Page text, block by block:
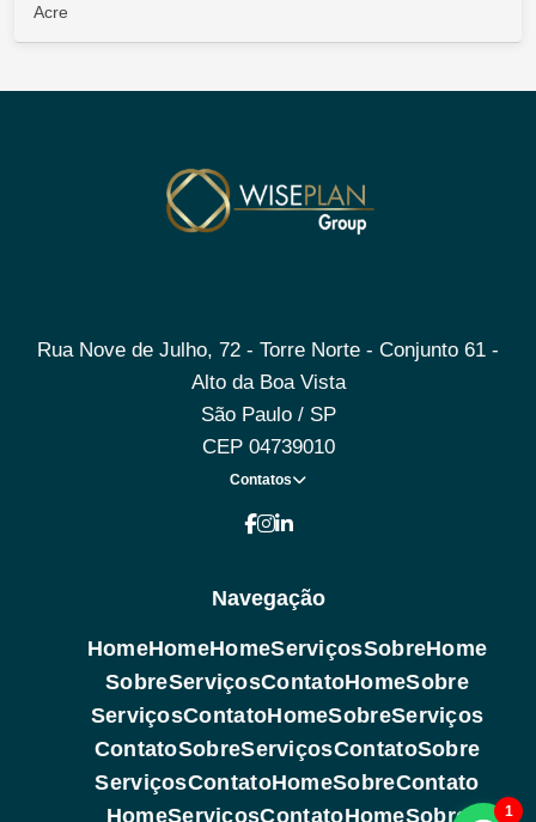
Acre
Rua Nove de Julho, 72 - Torre Norte - Conjunto 61 -
Alto da Boa Vista
São Paulo / SP
CEP 04739010
Contatos
Navegação
HomeHomeHomeServiçosSobreHome
SobreServiçosContatoHomeSobre
ServiçosContatoHomeSobreServiços
ContatoSobreServiçosContatoSobre
ServiçosContatoHomeSobreContato
HomeServiçosContatoHomeSobre 1